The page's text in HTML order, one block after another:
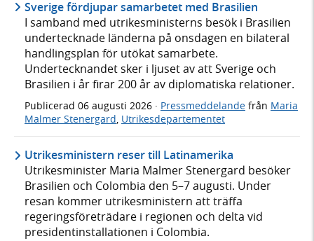
Sverige fördjupar samarbetet med Brasilien
I samband med utrikesministerns besök i Brasilien
undertecknade länderna på onsdagen en bilateral
handlingsplan för utökat samarbete.
Undertecknandet sker i ljuset av att Sverige och
Brasilien i år firar 200 år av diplomatiska relationer.
Publicerad 06 augusti 2026 · Pressmeddelande från Maria
Malmer Stenergard Utrikesdepartementet
Utrikesministern reser till Latinamerika
Utrikesminister Maria Malmer Stenergard besöker
Brasilien och Colombia den 5–7 augusti. Under
resan kommer utrikesministern att träffa
regeringsföreträdare i regionen och delta vid
presidentinstallationen i Colombia.